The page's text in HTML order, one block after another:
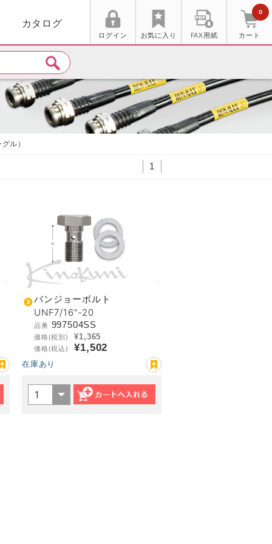
カタログ
ログイン お気に入り FAX用紙 カート
0
ル）
1
バンジョーボルト
UNF7/16"-20
品番 997504SS
価格(税別) ¥1,365
価格(税込) ¥1,502
在庫あり